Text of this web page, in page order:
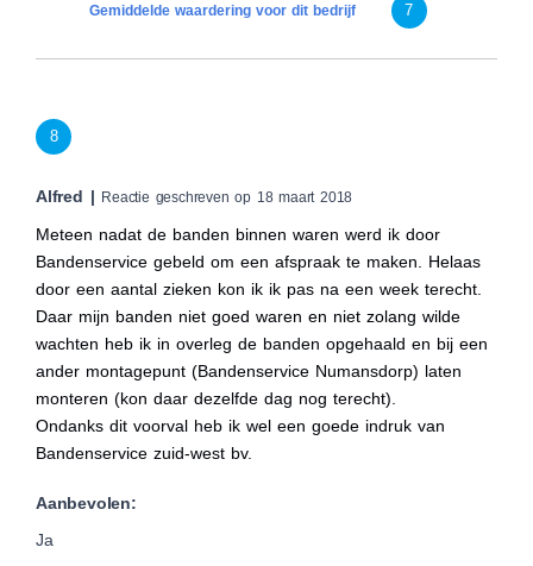
Gemiddelde waardering voor dit bedrijf 7
8
Alfred | Reactie geschreven op 18 maart 2018
Meteen nadat de banden binnen waren werd ik door
Bandenservice gebeld om een afspraak te maken. Helaas
door een aantal zieken kon ik ik pas na een week terecht.
Daar mijn banden niet goed waren en niet zolang wilde
wachten heb ik in overleg de banden opgehaald en bij een
ander montagepunt (Bandenservice Numansdorp) laten
monteren (kon daar dezelfde dag nog terecht).
Ondanks dit voorval heb ik wel een goede indruk van
Bandenservice zuid-west bv.
Aanbevolen:
Ja